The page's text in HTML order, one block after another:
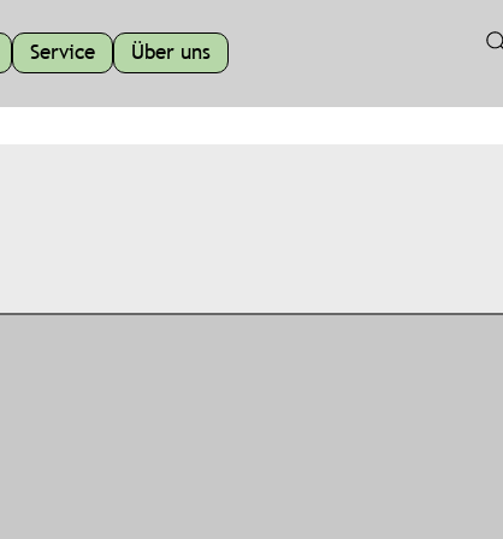
Service Über uns